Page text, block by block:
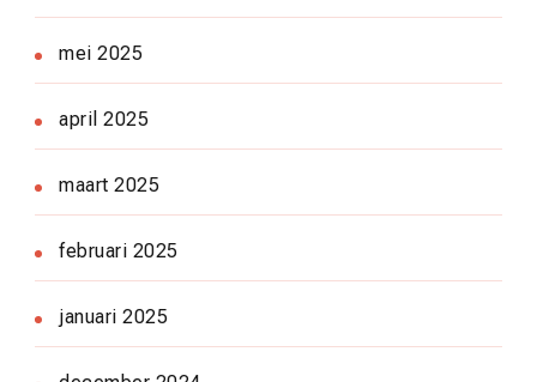
mei 2025
april 2025
maart 2025
februari 2025
januari 2025